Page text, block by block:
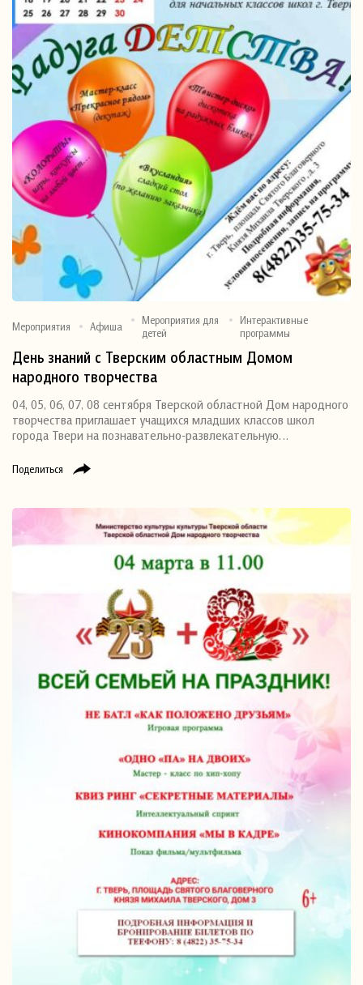
Поделиться
Мероприятия Афиша
Мероприятия для
детей
Интерактивные
программы
День знаний с Тверским областным Домом
народного творчества
04, 05, 06, 07, 08 сентября Тверской областной Дом народного
творчества приглашает учащихся младших классов школ
города Твери на познавательно-развлекательную…